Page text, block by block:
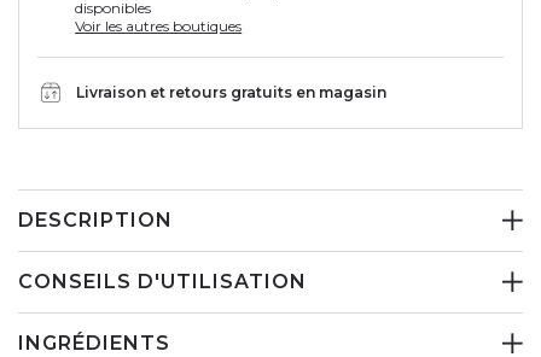
disponibles
Voir les autres boutiques
Livraison et retours gratuits en magasin
DESCRIPTION
CONSEILS D'UTILISATION
INGRÉDIENTS